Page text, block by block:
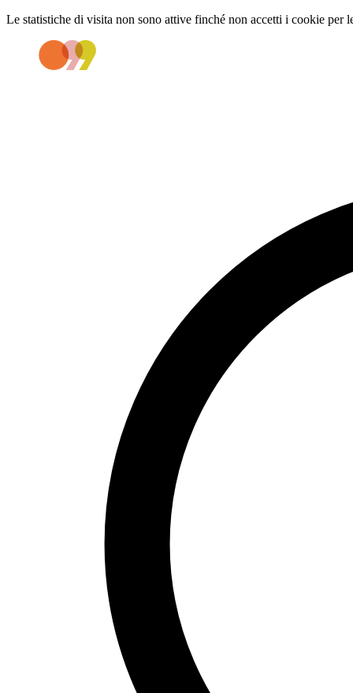
Le statistiche di visita non sono attive finché non accetti i cookie per